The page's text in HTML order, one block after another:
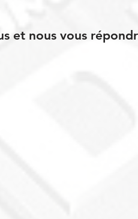
et nous vous